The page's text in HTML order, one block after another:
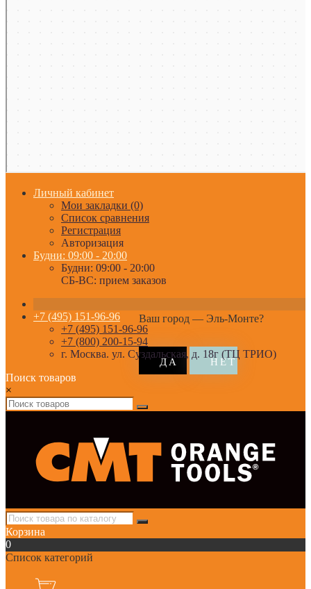
Личный кабинет
Мои закладки (0)
Список сравнения
Регистрация
Авторизация
Будни: 09:00 - 20:00
Будни: 09:00 - 20:00
СБ-ВС: прием заказов
Ваш город — Эль-Монте?
+7 (495) 151-96-96
+7 (495) 151-96-96
+7 (800) 200-15-94
г. Москва. ул. Суздальская, д. 18г (ТЦ ТРИО)
Поиск товаров
×
Корзина
0
Список категорий